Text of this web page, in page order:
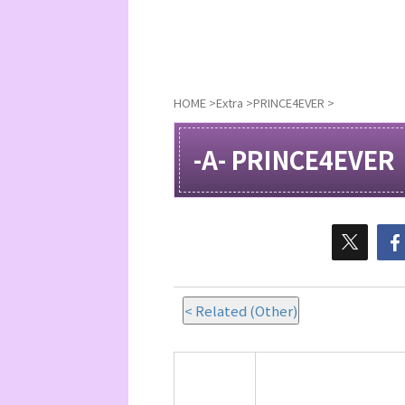
HOME >Extra >PRINCE4EVER >
-A- PRINCE4EVER
< Related (Other)